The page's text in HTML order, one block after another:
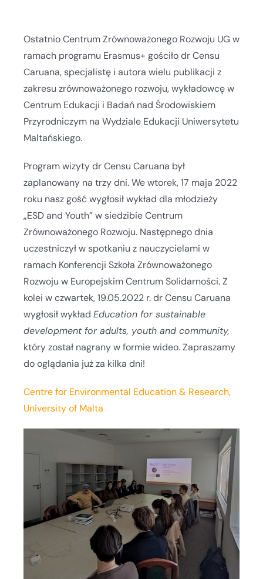
Ostatnio Centrum Zrównoważonego Rozwoju UG w
ramach programu Erasmus+ gościło dr Censu
Caruana, specjalistę i autora wielu publikacji z
zakresu zrównoważonego rozwoju, wykładowcę w
Centrum Edukacji i Badań nad Środowiskiem
Przyrodniczym na Wydziale Edukacji Uniwersytetu
Maltańskiego.
Program wizyty dr Censu Caruana był
zaplanowany na trzy dni. We wtorek, 17 maja 2022
roku nasz gość wygłosił wykład dla młodzieży
„ESD and Youth” w siedzibie Centrum
Zrównoważonego Rozwoju. Następnego dnia
uczestniczył w spotkaniu z nauczycielami w
ramach Konferencji Szkoła Zrównoważonego
Rozwoju w Europejskim Centrum Solidarności. Z
kolei w czwartek, 19.05.2022 r. dr Censu Caruana
wygłosił wykład Education for sustainable
development for adults, youth and community,
który został nagrany w formie wideo. Zapraszamy
do oglądania już za kilka dni!
Centre for Environmental Education & Research,
University of Malta